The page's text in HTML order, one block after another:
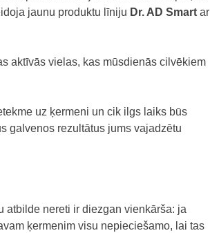
jaunu produktu līniju Dr. AD Smart ar
aktīvās vielas, kas mūsdienās cilvēkiem
uz ķermeni un cik ilgs laiks būs
galvenos rezultātus jums vajadzētu
atbilde nereti ir diezgan vienkārša: ja
ķermenim visu nepieciešamo, lai tas